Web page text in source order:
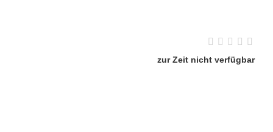
zur Zeit nicht verfügbar